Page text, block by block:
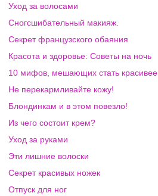
Уход за волосами
Сногсшибательный макияж.
Секрет французского обаяния
Красота и здоровье: Советы на ночь
10 мифов, мешающих стать красивее
Не перекармливайте кожу!
Блондинкам и в этом повезло!
Из чего состоит крем?
Уход за руками
Эти лишние волоски
Секрет красивых ножек
Отпуск для ног